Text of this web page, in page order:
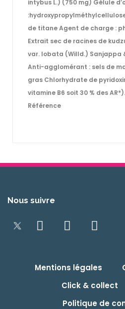
intybus L.) (750 mg) Gélule
de titane Agent de charge :
Extrait sec de racines de
var. lobata (Willd.) Sanjappa
Anti-agglomérant : sels de
gras Chlorhydrate de
vitamine B6 soit 30 % des
Référence
Nous suivre
Mentions légales
Click & collect
Politique de